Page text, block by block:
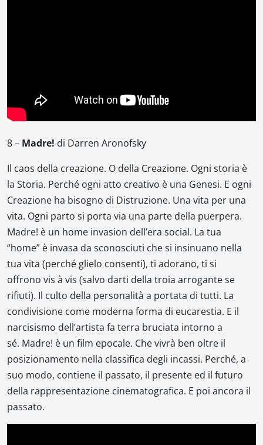
8 – Madre! di Darren Aronofsky
Il caos della creazione. O della Creazione. Ogni storia è
la Storia. Perché ogni atto creativo è una Genesi. E ogni
Creazione ha bisogno di Distruzione. Una vita per una
vita. Ogni parto si porta via una parte della puerpera.
Madre! è un home invasion dell’era social. La tua
“home” è invasa da sconosciuti che si insinuano nella
tua vita (perché glielo consenti), ti adorano, ti si
offrono vis à vis (salvo darti della troia arrogante se
rifiuti). Il culto della personalità a portata di tutti. La
condivisione come moderna forma di eucarestia. E il
narcisismo dell’artista fa terra bruciata intorno a
sé. Madre! è un film epocale. Che vivrà ben oltre il
posizionamento nella classifica degli incassi. Perché, a
suo modo, contiene il passato, il presente ed il futuro
della rappresentazione cinematografica. E poi ancora il
passato.